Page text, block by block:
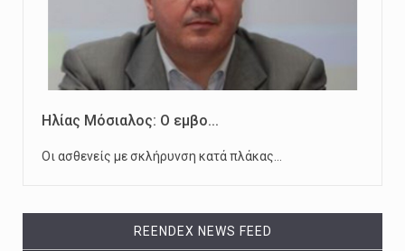
Ηλίας Μόσιαλος: Ο εμβο...
Οι ασθενείς με σκλήρυνση κατά πλάκας…
REENDEX NEWS FEED